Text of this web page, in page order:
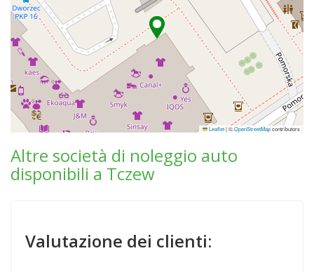
Leaflet|©OpenStreetMapcontributors
Altre società di noleggio auto
disponibili a Tczew
Valutazione dei clienti: